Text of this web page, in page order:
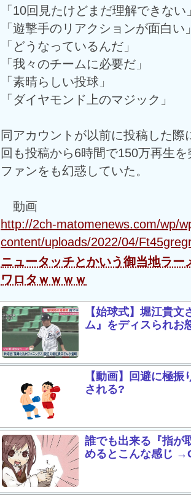
「10回見たけどまだ理解できない」
「遊撃手のリアクションが面白い」
「どうなっているんだ」
「我々のチームに必要だ」
「素晴らしい投球」
「ダイヤモンド上のマジック」
同アカウントが以前に投稿した
回も投稿から6時間で150万再生
ファンをも幻惑していた。
動画
http://2ch-matomenews.com/wp/
content/uploads/2022/04/
ニュータッチとかいう御当地ラ
ワロタｗｗｗｗ
【始球式】堀江貴
ム』をディスられ
【動画】回避に極
される?
誰でも出来る『指が
めるとこんな感じ